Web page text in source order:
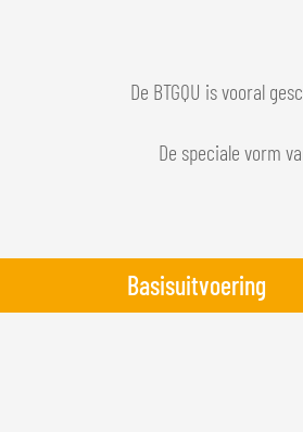
De BTGQU is vooral
De speciale vorm
Basisuitvoering